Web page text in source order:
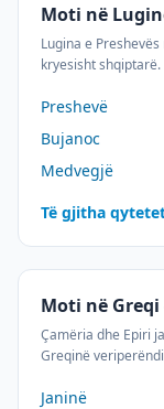
Moti në
Lugina e
kryesisht
Bujanocin dhe
Preshevë
Bujanoc
Medvegjë
Të gjitha
Moti në Greqi
Çamëria dhe Epiri
Greqinë
zonat e brendshme.
Janinë